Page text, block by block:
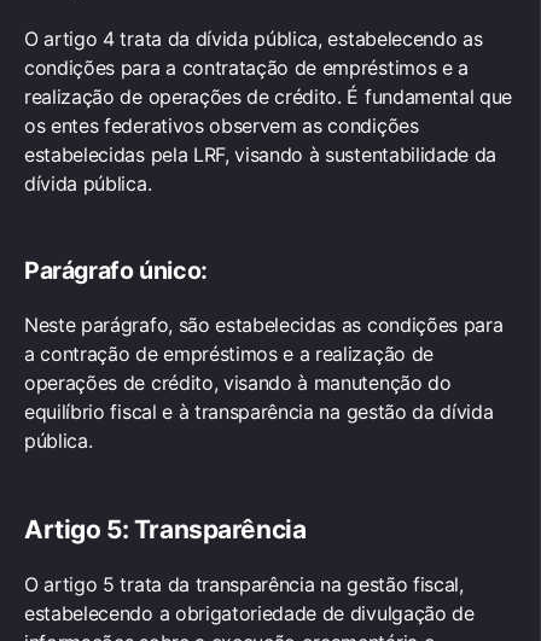
O artigo 4 trata da dívida pública, estabelecendo as
condições para a contratação de empréstimos e a
realização de operações de crédito. É fundamental que
os entes federativos observem as condições
estabelecidas pela LRF, visando à sustentabilidade da
dívida pública.
Parágrafo único:
Neste parágrafo, são estabelecidas as condições para
a contração de empréstimos e a realização de
operações de crédito, visando à manutenção do
equilíbrio fiscal e à transparência na gestão da dívida
pública.
Artigo 5: Transparência
O artigo 5 trata da transparência na gestão fiscal,
estabelecendo a obrigatoriedade de divulgação de